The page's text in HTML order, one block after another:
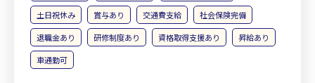
土日祝休み
賞与あり 交通費支給
社会保険完備
退職金あり
研修制度あり 資格取得支援あり
昇給あり
車通勤可